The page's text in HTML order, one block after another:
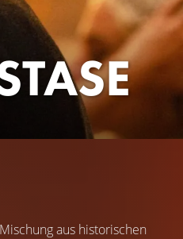
aus historischen